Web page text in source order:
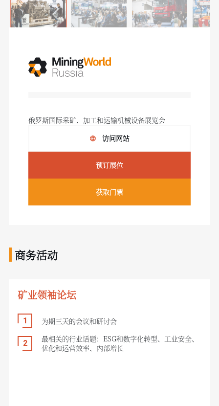
俄罗斯国际采矿、加工和运输机械设备展览会
访问网站
预订展位
获取门票
商务活动
矿业领袖论坛
为期三天的会议和研讨会
最相关的行业话题：ESG和数字化转型、工业安全、
优化和运营效率、内部增长